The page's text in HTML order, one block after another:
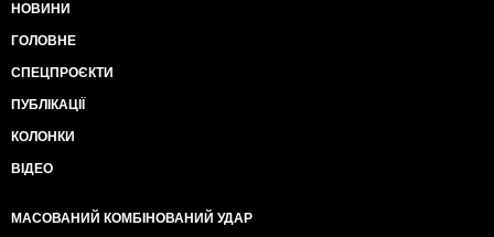
НОВИНИ
ГОЛОВНЕ
СПЕЦПРОЄКТИ
ПУБЛІКАЦІЇ
КОЛОНКИ
ВІДЕО
МАСОВАНИЙ КОМБІНОВАНИЙ УДАР